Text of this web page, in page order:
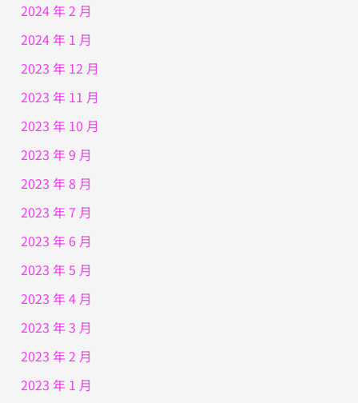
2024 年 2 月
2024 年 1 月
2023 年 12 月
2023 年 11 月
2023 年 10 月
2023 年 9 月
2023 年 8 月
2023 年 7 月
2023 年 6 月
2023 年 5 月
2023 年 4 月
2023 年 3 月
2023 年 2 月
2023 年 1 月